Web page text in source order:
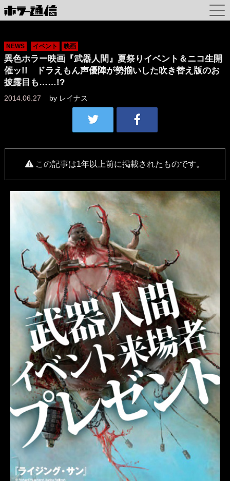
NEWS イベント 映画
異色ホラー映画『武器人間』夏祭りイベント＆ニコ生開
催ッ!! ドラえもん声優陣が勢揃いした吹き替え版のお
披露目も……!?
2014.06.27 by レイナス
この記事は1年以上前に掲載されたものです。